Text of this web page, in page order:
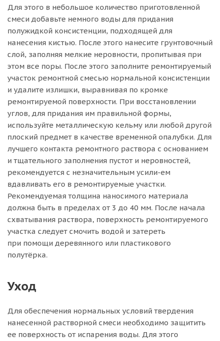
Для этого в небольшое количество приготовленной
смеси добавьте немного воды для придания
полужидкой консистенции, подходящей для
нанесения кистью. После этого нанесите грунтовочный
слой, заполняя мелкие неровности, пропитывая при
этом все поры. После этого заполните ремонтируемый
участок ремонтной смесью нормальной консистенции
и удалите излишки, выравнивая по кромке
ремонтируемой поверхности. При восстановлении
углов, для придания им правильной формы,
используйте металлическую кельму или любой другой
плоский предмет в качестве временной опалубки. Для
лучшего контакта ремонтного раствора с основанием
и тщательного заполнения пустот и неровностей,
рекомендуется с незначительным усили-ем
вдавливать его в ремонтируемые участки.
Рекомендуемая толщина наносимого материала
должна быть в пределах от 3 до 40 мм. После начала
схватывания раствора, поверхность ремонтируемого
участка следует смочить водой и затереть
при помощи деревянного или пластикового
полутёрка.
Уход
Для обеспечения нормальных условий твердения
нанесенной растворной смеси необходимо защитить
ее поверхность от испарения воды. Для этого